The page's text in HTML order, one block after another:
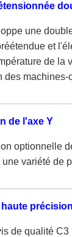
une
et
de la
des machines-
de l'axe Y
optionnelle
variété de
précision
de qualité